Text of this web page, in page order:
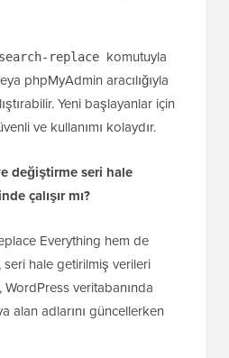
replace komutuyla
phpMyAdmin aracılığıyla
Yeni başlayanlar için
ve kullanımı kolaydır.
değiştirme seri hale
çalışır mı?
Everything hem de
seri hale getirilmiş verileri
veritabanında
alan adlarını güncellerken